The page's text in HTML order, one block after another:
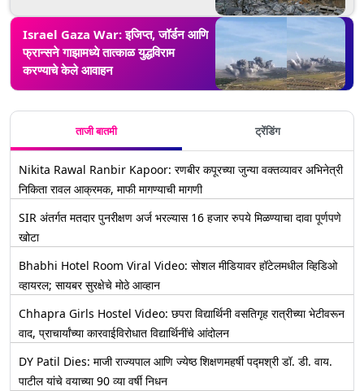
Israel Gaza War: इजिप्त, जॉर्डन आणि
फ्रान्सने गाझामध्ये तात्काळ युद्धविराम
करण्याचे केले आवाहन
ताजी बातमी ट्रेंडिंग
Nikita Rawal Ranbir Kapoor: रणबीर कपूरच्या जुन्या वक्तव्यावर अभिनेत्री
निकिता रावल आक्रमक, माफी मागण्याची मागणी
SIR अंतर्गत मतदार पुनरीक्षण अर्ज भरल्यास 16 हजार रुपये मिळण्याचा दावा पूर्णपणे
खोटा
Bhabhi Hotel Room Viral Video: सोशल मीडियावर हॉटेलमधील व्हिडिओ
व्हायरल; सायबर सुरक्षेचे मोठे आव्हान
Chhapra Girls Hostel Video: छपरा विद्यार्थिनी वसतिगृह रात्रीच्या भेटीवरून
वाद, प्राचार्यांच्या कारवाईविरोधात विद्यार्थिनींचे आंदोलन
DY Patil Dies: माजी राज्यपाल आणि ज्येष्ठ शिक्षणमहर्षी पद्मश्री डॉ. डी. वाय.
पाटील यांचे वयाच्या 90 व्या वर्षी निधन